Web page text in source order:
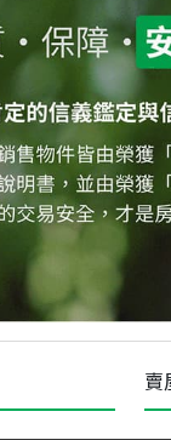
賣